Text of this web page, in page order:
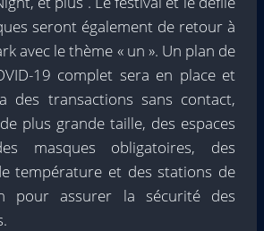
seront également de retour à
avec le thème « un ». Un plan de
19 complet sera en place et
des transactions sans contact,
plus grande taille, des espaces
masques obligatoires, des
température et des stations de
pour assurer la sécurité des